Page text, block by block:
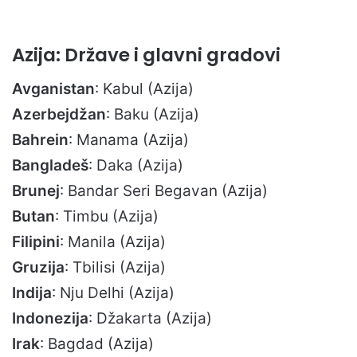
Azija: Države i glavni gradovi
Avganistan: Kabul (Azija)
Azerbejdžan: Baku (Azija)
Bahrein: Manama (Azija)
Bangladeš: Daka (Azija)
Brunej: Bandar Seri Begavan (Azija)
Butan: Timbu (Azija)
Filipini: Manila (Azija)
Gruzija: Tbilisi (Azija)
Indija: Nju Delhi (Azija)
Indonezija: Džakarta (Azija)
Irak: Bagdad (Azija)